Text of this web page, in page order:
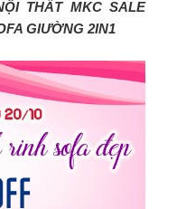
THẤT MKC SALE
GIƯỜNG 2IN1